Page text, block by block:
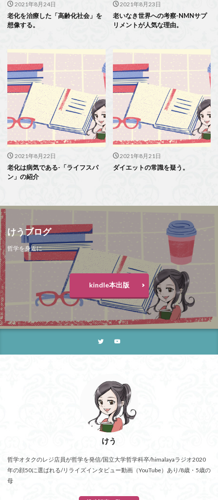
2021年8月24日
老化を治療した「高齢化社会」を
想像する。
2021年8月23日
老いなき世界への考察-NMNサプ
リメントが人気な理由。
2021年8月22日
老化は病気である-「ライフスパ
ン」の紹介
2021年8月21日
ダイエットの常識を疑う。
けうブログ
哲学を身近に
kindle本出版
けう
哲学オタクのレジ店員が哲学を発信/国立大学哲学科卒/himalayaラジオ2020
年の顔50に選ばれる/リライズインタビュー動画（YouTube）あり/8歳・5歳の
母